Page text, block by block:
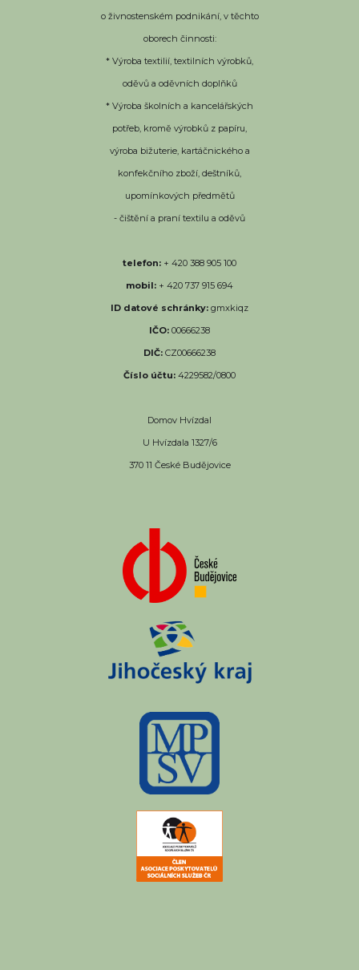
o živnostenském podnikání, v těchto
oborech činnosti:
* Výroba textilií, textilních výrobků,
oděvů a oděvních doplňků
* Výroba školních a kancelářských
potřeb, kromě výrobků z papíru,
výroba bižuterie, kartáčnického a
konfekčního zboží, deštníků,
upomínkových předmětů
- čištění a praní textilu a oděvů
telefon: + 420 388 905 100
mobil: + 420 737 915 694
ID datové schránky: gmxkiqz
IČO: 00666238
DIČ: CZ00666238
Číslo účtu: 4229582/0800
Domov Hvízdal
U Hvízdala 1327/6
370 11 České Budějovice